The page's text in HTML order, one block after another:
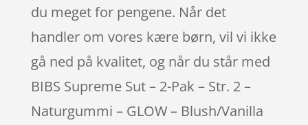
du meget for pengene. Når det
handler om vores kære børn, vil vi ikke
gå ned på kvalitet, og når du står med
BIBS Supreme Sut – 2-Pak – Str. 2 –
Naturgummi – GLOW – Blush/Vanilla